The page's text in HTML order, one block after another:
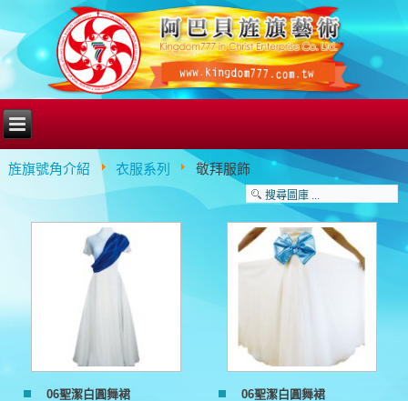
旌旗號角介紹 衣服系列 敬拜服飾
06聖潔白圓舞裙 06聖潔白圓舞裙